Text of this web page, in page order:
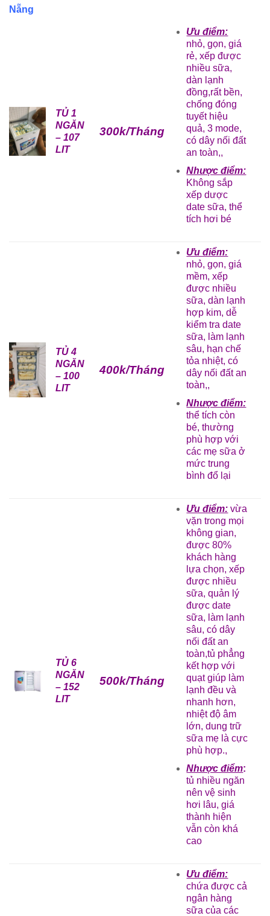
Nẵng
TỦ 1
NGĂN
– 107
LIT
300k/Tháng
Ưu điểm:
nhỏ, gọn, giá
rẻ, xếp được
nhiều sữa,
dàn lạnh
đồng,rất bền,
chống đóng
tuyết hiệu
quả, 3 mode,
có dây nối đất
an toàn,,
Nhược điểm:
Không sắp
xếp dược
date sữa, thể
tích hơi bé
TỦ 4
NGĂN
– 100
LIT
400k/Tháng
Ưu điểm:
nhỏ, gọn, giá
mềm, xếp
được nhiều
sữa, dàn lạnh
hợp kim, dễ
kiểm tra date
sữa, làm lạnh
sâu, hạn chế
tỏa nhiệt, có
dây nối đất an
toàn,,
Nhược điểm:
thể tích còn
bé, thường
phù hợp với
các mẹ sữa ở
mức trung
bình đổ lại
TỦ 6
NGĂN
– 152
LIT
500k/Tháng
Ưu điểm: vừa
vặn trong mọi
không gian,
được 80%
khách hàng
lựa chọn, xếp
được nhiều
sữa, quản lý
được date
sữa, làm lạnh
sâu, có dây
nối đất an
toàn,tủ phẳng
kết hợp với
quạt giúp làm
lạnh đều và
nhanh hơn,
nhiệt độ âm
lớn, dung trữ
sữa mẹ là cực
phù hợp.,
Nhược điểm:
tủ nhiều ngăn
nên vệ sinh
hơi lâu, giá
thành hiện
vẫn còn khá
cao
Ưu điểm:
chứa được cả
ngân hàng
sữa của các